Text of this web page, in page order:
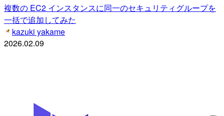
複数の EC2 インスタンスに同一のセキュリティグループを
一括で追加してみた
kazuki yakame
2026.02.09